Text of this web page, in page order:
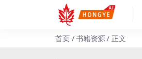
首页 书籍资源 正文